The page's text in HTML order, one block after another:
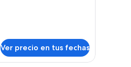
Ver precio en tus fechas